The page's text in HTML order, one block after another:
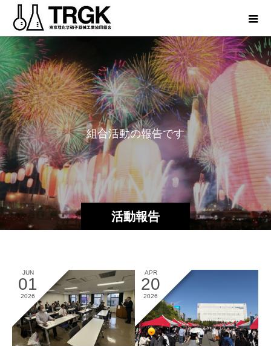
活動報告
組合活動の報告です
JUN
01
2026
APR
20
2026